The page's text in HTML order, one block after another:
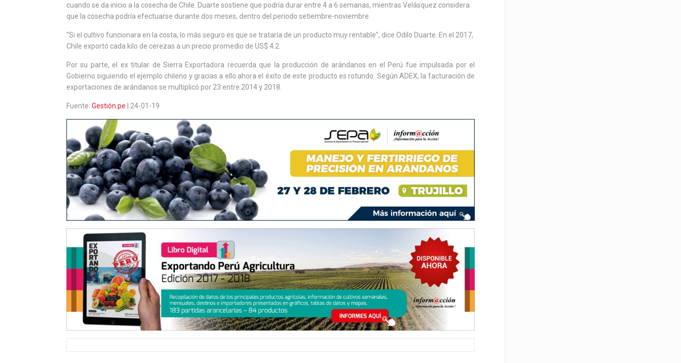
cuando se da inicio a la cosecha de Chile. Duarte sostiene que podría durar entre 4 a 6 semanas, mientras Velásquez considera
que la cosecha podría efectuarse durante dos meses, dentro del periodo setiembre-noviembre.
“Si el cultivo funcionara en la costa, lo más seguro es que se trataría de un producto muy rentable”, dice Odilo Duarte. En el 2017,
Chile exportó cada kilo de cerezas a un precio promedio de US$ 4.2.
Por su parte, el ex titular de Sierra Exportadora recuerda que la producción de arándanos en el Perú fue impulsada por el
Gobierno siguiendo el ejemplo chileno y gracias a ello ahora el éxito de este producto es rotundo: Según ADEX, la facturación de
exportaciones de arándanos se multiplicó por 23 entre 2014 y 2018.
Fuente:Gestión.pe | 24-01-19